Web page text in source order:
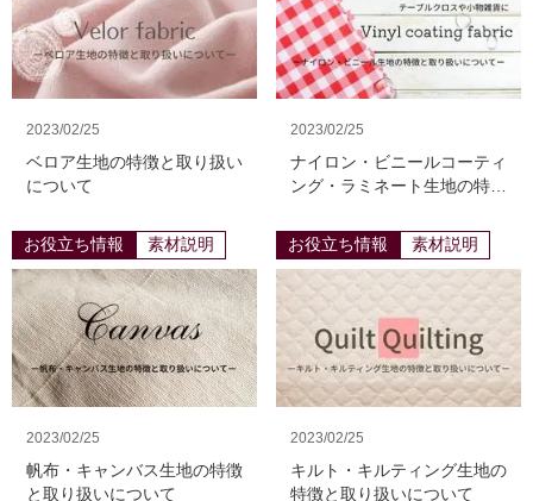
2023/02/25
ベロア生地の特徴と取り扱い
について
2023/02/25
ナイロン・ビニールコーティ
ング・ラミネート生地の特徴
お役立ち情報
素材説明
2023/02/25
帆布・キャンバス生地の特徴
と取り扱いについて
お役立ち情報 素材説明
2023/02/25
キルト・キルティング生地の
特徴と取り扱いについて